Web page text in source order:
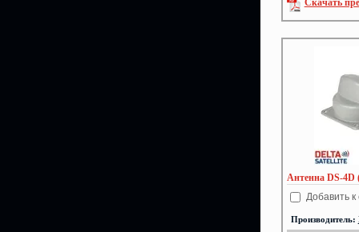
Скачать
Антенна DS-4D
Добавить
Производитель: